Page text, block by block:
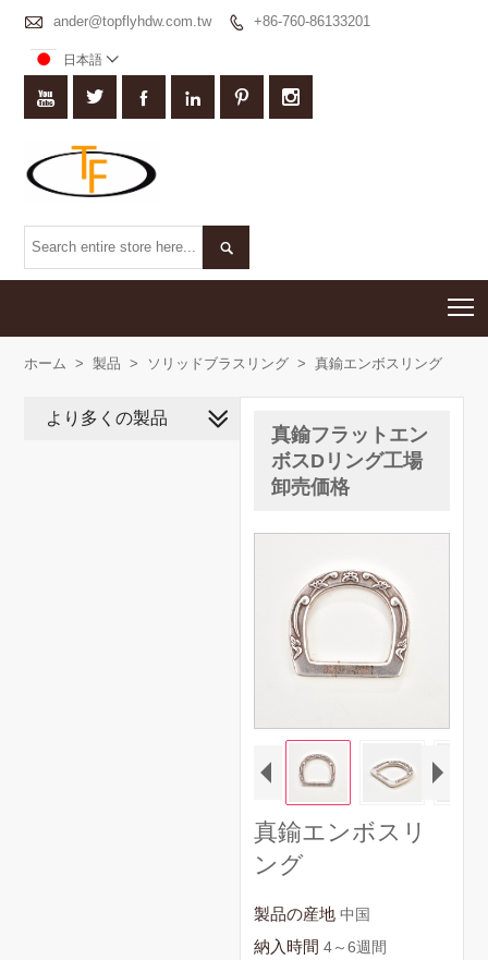
 ander@topflyhdw.com.tw  +86-760-86133201
日本語 
     

ホーム > 製品 > ソリッドブラスリング > 真鍮エンボスリング
真鍮フラットエン
ボスDリング工場
卸売価格
真鍮エンボスリ
ング
製品の産地 中国
納入時間 4～6週間
より多くの製品